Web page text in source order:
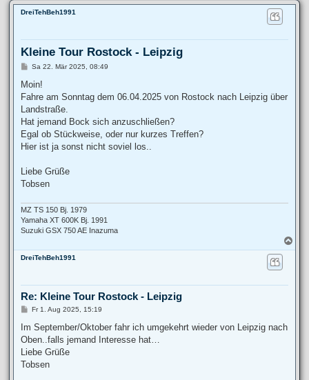
DreiTehBeh1991
Kleine Tour Rostock - Leipzig
B
i
r
a
Sa 22. Mär 2025, 08:49
Moin!
Fahre am Sonntag dem 06.04.2025 von Rostock nach Leipzig über
Landstraße.
Hat jemand Bock sich anzuschließen?
Egal ob Stückweise, oder nur kurzes Treffen?
Hier ist ja sonst nicht soviel los..
Liebe Grüße
Tobsen
MZ TS 150 Bj. 1979
Yamaha XT 600K Bj. 1991
Suzuki GSX 750 AE Inazuma
a
DreiTehBeh1991
Re: Kleine Tour Rostock - Leipzig
B
i
r
a
Fr 1. Aug 2025, 15:19
Im September/Oktober fahr ich umgekehrt wieder von Leipzig nach
Oben..falls jemand Interesse hat…
Liebe Grüße
Tobsen